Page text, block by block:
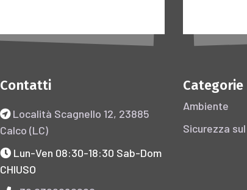
Contatti
Località Scagnello 12, 23885
Calco (LC)
Lun-Ven 08:30-18:30 Sab-Dom
CHIUSO
Categorie
Ambiente
Sicurezza